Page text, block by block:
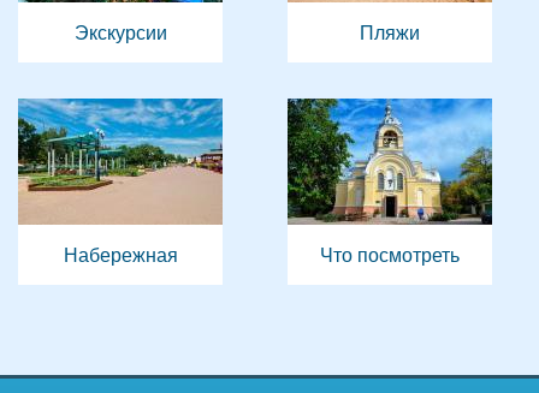
Экскурсии Пляжи
Набережная Что посмотреть